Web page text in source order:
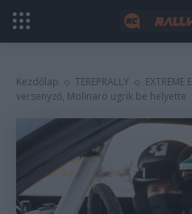
Kezdőlap TEREPRALLY EXTREME E
versenyző, Molinaro ugrik be helyette